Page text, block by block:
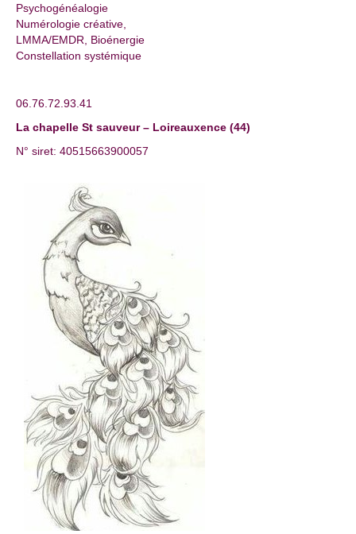
Psychogénéalogie
Numérologie créative,
LMMA/EMDR, Bioénergie
Constellation systémique
06.76.72.93.41
La chapelle St sauveur – Loireauxence (44)
N° siret: 40515663900057